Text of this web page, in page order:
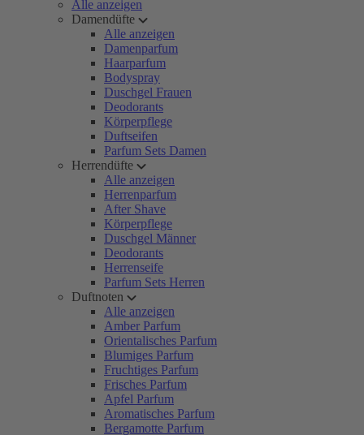
Alle anzeigen
Damendüfte
Alle anzeigen
Damenparfum
Haarparfum
Bodyspray
Duschgel Frauen
Deodorants
Körperpflege
Duftseifen
Parfum Sets Damen
Herrendüfte
Alle anzeigen
Herrenparfum
After Shave
Körperpflege
Duschgel Männer
Deodorants
Herrenseife
Parfum Sets Herren
Duftnoten
Alle anzeigen
Amber Parfum
Orientalisches Parfum
Blumiges Parfum
Fruchtiges Parfum
Frisches Parfum
Apfel Parfum
Aromatisches Parfum
Bergamotte Parfum